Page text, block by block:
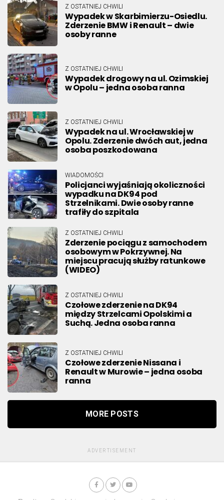
Z OSTATNIEJ CHWILI
Wypadek w Skarbimierzu-Osiedlu.
Zderzenie BMW i Renault – dwie
osoby ranne
Z OSTATNIEJ CHWILI
Wypadek drogowy na ul. Ozimskiej
w Opolu – jedna osoba ranna
Z OSTATNIEJ CHWILI
Wypadek na ul. Wrocławskiej w
Opolu. Zderzenie dwóch aut, jedna
osoba poszkodowana
WIADOMOŚCI
Policjanci wyjaśniają okoliczności
wypadku na DK94 pod
Strzelnikami. Dwie osoby ranne
trafiły do szpitala
Z OSTATNIEJ CHWILI
Zderzenie pociągu z samochodem
osobowym w Pokrzywnej. Na
miejscu pracują służby ratunkowe
(WIDEO)
Z OSTATNIEJ CHWILI
Czołowe zderzenie na DK94
między Strzelcami Opolskimi a
Suchą. Jedna osoba ranna
Z OSTATNIEJ CHWILI
Czołowe zderzenie Nissana i
Renault w Murowie – jedna osoba
ranna
MORE POSTS
ADVERTISEMENT